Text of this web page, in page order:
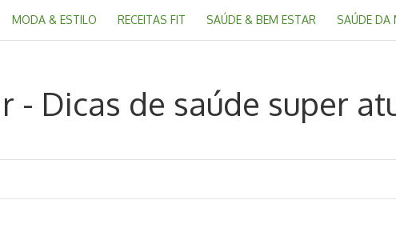
MODA & ESTILO RECEITAS FIT SAÚDE & BEM ESTAR SAÚDE DA